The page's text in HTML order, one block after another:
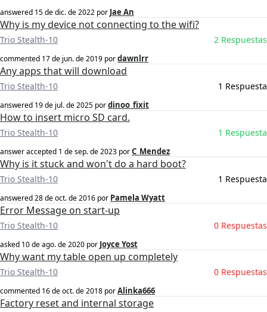
answered 15 de dic. de 2022 por Jae An
Why is my device not connecting to the wifi?
Trio Stealth-10 2 Respuestas
commented 17 de jun. de 2019 pordawnlrr
Any apps that will download
Trio Stealth-10 1 Respuesta
answered 19 de jul. de 2025 pordinoo_fixit
How to insert micro SD card.
Trio Stealth-10 1 Respuesta
answer accepted 1 de sep. de 2023 porC_Mendez
Why is it stuck and won't do a hard boot?
Trio Stealth-10 1 Respuesta
answered28 de oct. de 2016 por Pamela Wyatt
Error Message on start-up
Trio Stealth-10 0 Respuestas
asked 10 de ago. de 2020 por Joyce Yost
Why want my table open up completely
Trio Stealth-10 0 Respuestas
commented 16 de oct. de 2018 porAlinka666
Factory reset and internal storage